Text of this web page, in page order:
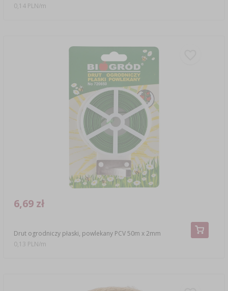
0,14 PLN/m
Drut ogrodniczy płaski, powlekany PCV 50m x 2mm
6,69 zł
0,13 PLN/m